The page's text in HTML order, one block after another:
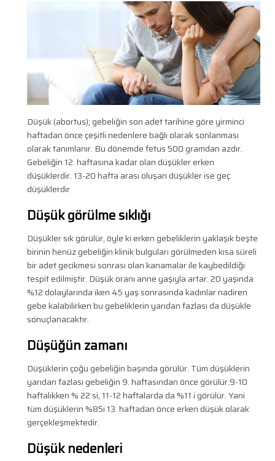
Düşük (abortus); gebeliğin son adet tarihine göre yirminci
haftadan önce çeşitli nedenlere bağlı olarak sonlanması
olarak tanımlanır. Bu dönemde fetus 500 gramdan azdır.
Gebeliğin 12. haftasına kadar olan düşükler erken
düşüklerdir. 13-20 hafta arası oluşan düşükler ise geç
düşüklerdir
Düşük görülme sıklığı
Düşükler sık görülür, öyle ki erken gebeliklerin yaklaşık beşte
birinin henüz gebeliğin klinik bulguları görülmeden kısa süreli
bir adet gecikmesi sonrası olan kanamalar ile kaybedildiği
tespit edilmiştir. Düşük oranı anne yaşıyla artar. 20 yaşında
%12 dolaylarında iken 45 yaş sonrasında kadınlar nadiren
gebe kalabilirken bu gebeliklerin yarıdan fazlası da düşükle
sonuçlanacaktır.
Düşüğün zamanı
Düşüklerin çoğu gebeliğin başında görülür. Tüm düşüklerin
yarıdan fazlası gebeliğin 9. haftasından önce görülür.9-10
haftalıkken % 22 si, 11-12 haftalarda da %11 i görülür. Yani
tüm düşüklerin %85i 13. haftadan önce erken düşük olarak
gerçekleşmektedir.
Düşük nedenleri